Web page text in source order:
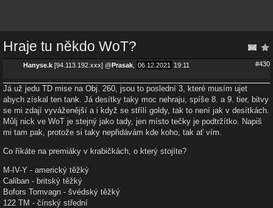
Hraje tu někdo WoT?
Hanyse.k [94.113.192.xxx] @Prasak 06.12.2021 19:11 #430
Já už jedu TD mise na Obj. 260, jsou to poslední 3, které musím ujet
abych získal ten tank. Já desítky taky moc nehraju, spíše 8. a 9. tier, bitvy
se mi zdají vyváženější a i když se střílí goldy, tak to není jak v desítkách.
Můlj nick ve WoT je stejný jako tady, jen místo tečky je podtržítko. Napiš
mi tam pak, protože si taky nepřidávám kde koho, tak ať vím.
Co říkáte na premiáky v krabičkách, o který stojíte?
M-IV-Y - americký těžký
Caliban - britský těžký
Bofors Tornvagn - švédský těžký
122 TM - čínský střední